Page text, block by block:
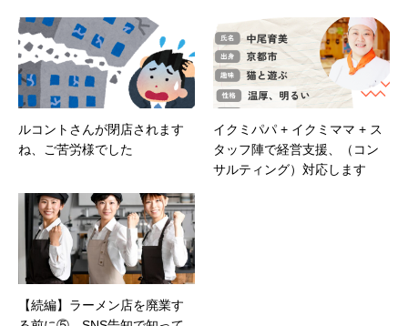
発信していきます！
ルコントさんが閉店されます
ね、ご苦労様でした
イクミパパ + イクミママ + ス
タッフ陣で経営支援、（コン
サルティング）対応します
【続編】ラーメン店を廃業す
お問い合せ